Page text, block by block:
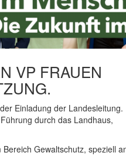
VP FRAUEN
Einladung der Landesleitung.
durch das Landhaus,
Gewaltschutz, speziell